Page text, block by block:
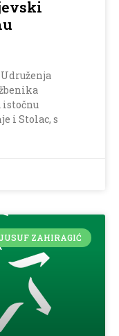
istočnu
i Stolac, s
ZAHIRAGIĆ